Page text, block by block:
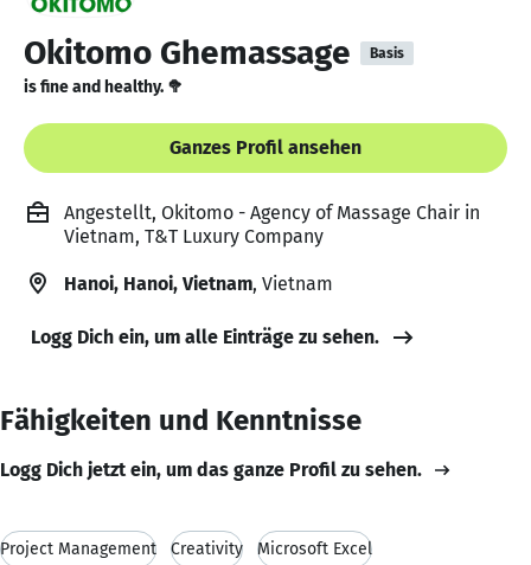
Okitomo Ghemassage Basis
is fine and healthy. 🥦
Ganzes Profil ansehen
Angestellt, Okitomo - Agency of Massage Chair in
Vietnam, T&T Luxury Company
Hanoi, Hanoi, Vietnam, Vietnam
Logg Dich ein, um alle Einträge zu sehen.
Fähigkeiten und Kenntnisse
Logg Dich jetzt ein, um das ganze Profil zu sehen.
Project Management Creativity Microsoft Excel